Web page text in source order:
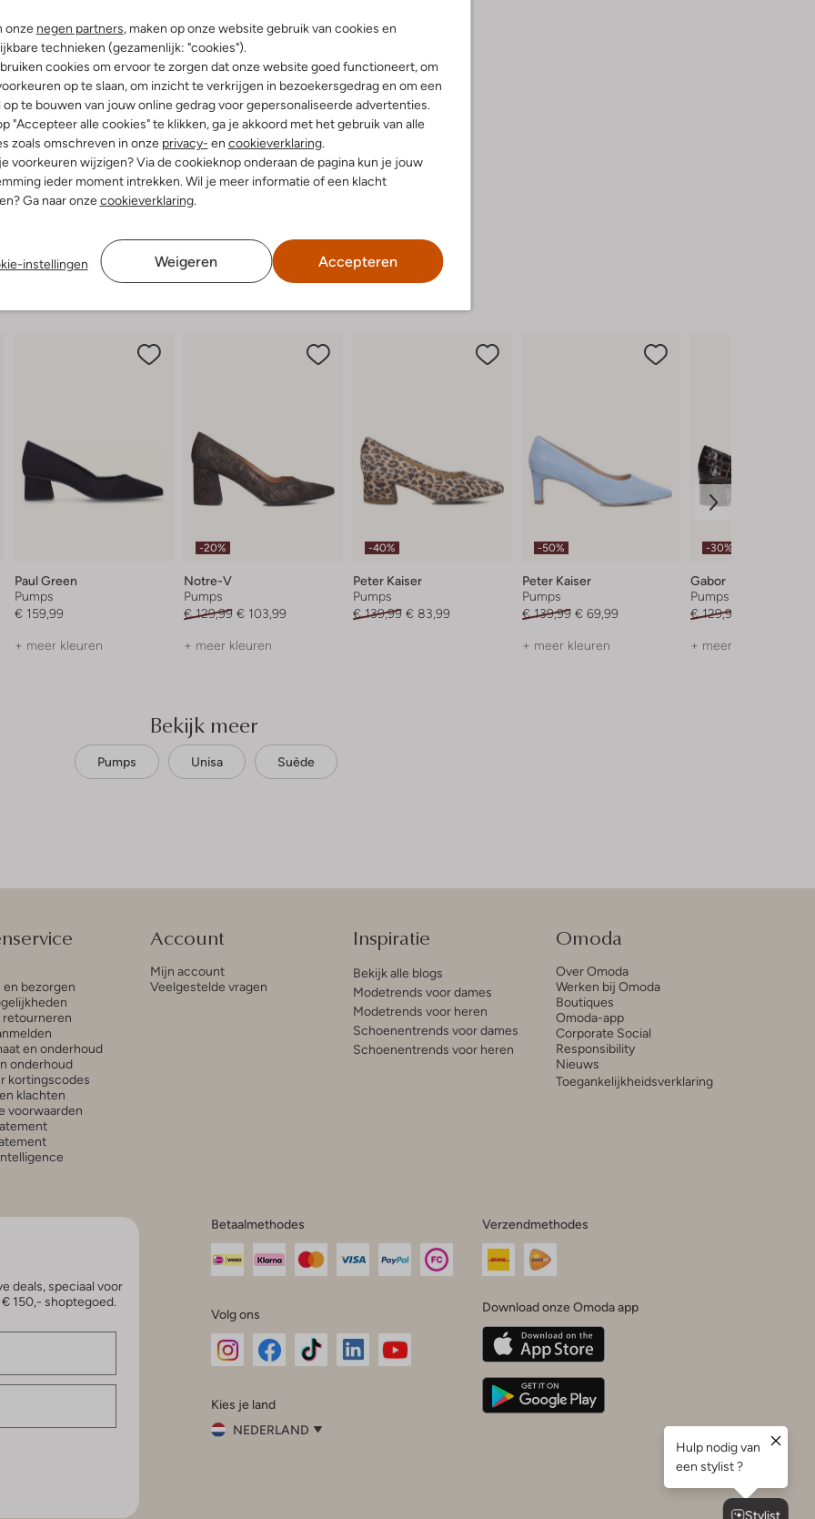
onze negen partners, maken op onze website gebruik van cookies en
technieken (gezamenlijk: "cookies").
cookies om ervoor te zorgen dat onze website goed functioneert, om
op te slaan, om inzicht te verkrijgen in bezoekersgedrag en om een
op te bouwen van jouw online gedrag voor gepersonaliseerde advertenties.
"Accepteer alle cookies" te klikken, ga je akkoord met het gebruik van alle
zoals omschreven in onze privacy- en cookieverklaring.
voorkeuren wijzigen? Via de cookieknop onderaan de pagina kun je jouw
ieder moment intrekken. Wil je meer informatie of een klacht
Ga naar onzecookieverklaring.
instellingen Weigeren Accepteren
Paul Green
Pumps
€ 159,99
+ meer kleuren
-20%
Notre-V
Pumps
€ 129,99 € 103,99
+ meer kleuren
-40%
Peter Kaiser
Pumps
€ 139,99 € 83,99
-50%
Peter Kaiser
Pumps
€ 139,99 € 69,99
+ meer kleuren
-30%
Gabor
Pumps
€ 129,99
+ meer kleuren
Bekijk meer
Pumps Unisa Suède
en bezorgen
retourneren
en onderhoud
onderhoud
kortingscodes
klachten
voorwaarden
Account
Mijn account
Veelgestelde vragen
Inspiratie
Bekijk alle blogs
Modetrends voor dames
Modetrends voor heren
Schoenentrends voor dames
Schoenentrends voor heren
Omoda
Over Omoda
Werken bij Omoda
Boutiques
Omoda-app
Corporate Social
Responsibility
Nieuws
Toegankelijkheidsverklaring
deals, speciaal voor
150,- shoptegoed.
Betaalmethodes
Volg ons
InstagramFacebook
Kies je land
NEDERLAND
Verzendmethodes
Download onze Omoda app